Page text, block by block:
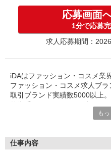
応募画面
1分で応募
求人応募期間：
iDAはファッション・コスメ業
ファッション・コスメ求人ブラ
取引ブランド実績数5000以上。
有名アパレルブランドでの様
販売や美容、PRなど、各分野に
も
仕事内容